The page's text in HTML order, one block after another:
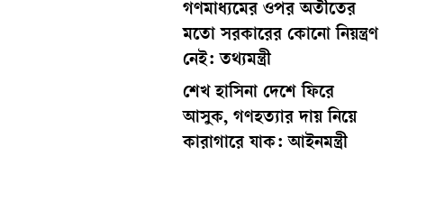
গণমাধ্যমের ওপর অতীতের
মতো সরকারের কোনো নিয়ন্ত্রণ
নেই: তথ্যমন্ত্রী
শেখ হাসিনা দেশে ফিরে
আসুক, গণহত্যার দায় নিয়ে
কারাগারে যাক: আইনমন্ত্রী